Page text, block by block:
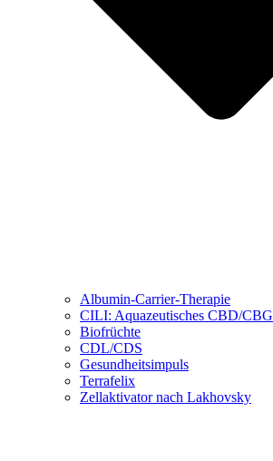
Albumin-Carrier-Therapie
CILI: Aquazeutisches CBD/CBG
Biofrüchte
CDL/CDS
Gesundheitsimpuls
Terrafelix
Zellaktivator nach Lakhovsky